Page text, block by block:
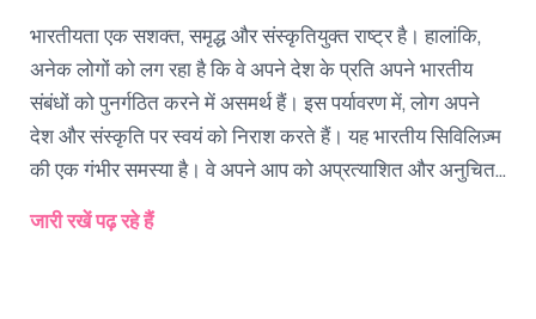
भारतीयता एक सशक्त, समृद्ध और संस्कृतियुक्त राष्ट्र है। हालांकि,
अनेक लोगों को लग रहा है कि वे अपने देश के प्रति अपने भारतीय
संबंधों को पुनर्गठित करने में असमर्थ हैं। इस पर्यावरण में, लोग अपने
देश और संस्कृति पर स्वयं को निराश करते हैं। यह भारतीय सिविलिज़्म
की एक गंभीर समस्या है। वे अपने आप को अप्रत्याशित और अनुचित
समझते हैं, और इसे सुधारने के लिए अपने देश को 'Being Indian'
जारी रखें पढ़ रहे हैं